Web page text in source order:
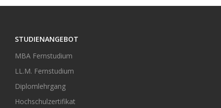
STUDIENANGEBOT
MBA Fernstudium
LL.M. Fernstudium
Diplomlehrgang
Hochschulzertifikat